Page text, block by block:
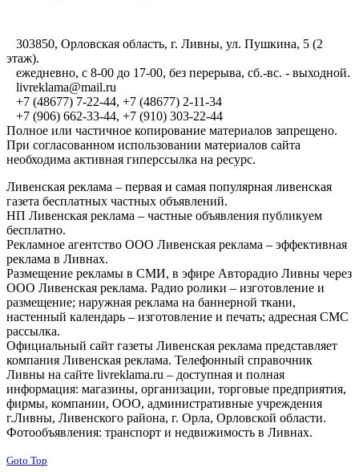
303850, Орловская область, г. Ливны, ул. Пушкина, 5 (2
этаж).
ежедневно, с 8-00 до 17-00, без перерыва, сб.-вс. - выходной.
livreklama@mail.ru
+7 (48677) 7-22-44, +7 (48677) 2-11-34
+7 (906) 662-33-44, +7 (910) 303-22-44
Полное или частичное копирование материалов запрещено.
При согласованном использовании материалов сайта
необходима активная гиперссылка на ресурс.
Ливенская реклама – первая и самая популярная ливенская
газета бесплатных частных объявлений.
НП Ливенская реклама – частные объявления публикуем
бесплатно.
Рекламное агентство ООО Ливенская реклама – эффективная
реклама в Ливнах.
Размещение рекламы в СМИ, в эфире Авторадио Ливны через
ООО Ливенская реклама. Радио ролики – изготовление и
размещение; наружная реклама на баннерной ткани,
настенный календарь – изготовление и печать; адресная СМС
рассылка.
Официальный сайт газеты Ливенская реклама представляет
компания Ливенская реклама. Телефонный справочник
Ливны на сайте livreklama.ru – доступная и полная
информация: магазины, организации, торговые предприятия,
фирмы, компании, ООО, административные учреждения
г.Ливны, Ливенского района, г. Орла, Орловской области.
Фотообъявления: транспорт и недвижимость в Ливнах.
Goto Top